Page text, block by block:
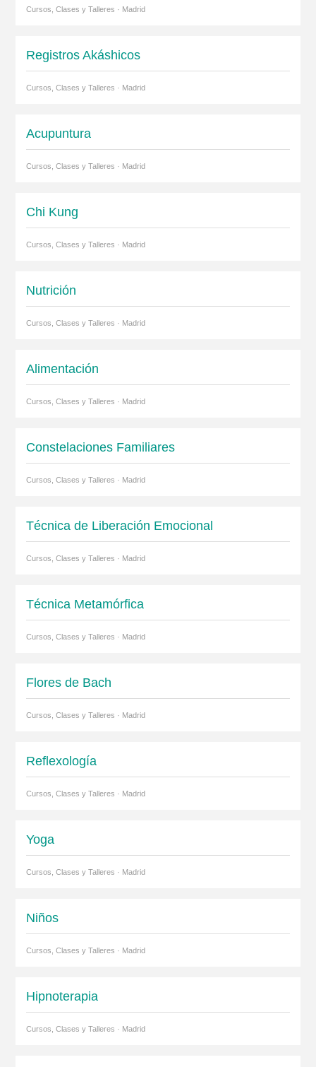
Cursos, Clases y Talleres · Madrid
Registros Akáshicos
Cursos, Clases y Talleres · Madrid
Acupuntura
Cursos, Clases y Talleres · Madrid
Chi Kung
Cursos, Clases y Talleres · Madrid
Nutrición
Cursos, Clases y Talleres · Madrid
Alimentación
Cursos, Clases y Talleres · Madrid
Constelaciones Familiares
Cursos, Clases y Talleres · Madrid
Técnica de Liberación Emocional
Cursos, Clases y Talleres · Madrid
Técnica Metamórfica
Cursos, Clases y Talleres · Madrid
Flores de Bach
Cursos, Clases y Talleres · Madrid
Reflexología
Cursos, Clases y Talleres · Madrid
Yoga
Cursos, Clases y Talleres · Madrid
Niños
Cursos, Clases y Talleres · Madrid
Hipnoterapia
Cursos, Clases y Talleres · Madrid